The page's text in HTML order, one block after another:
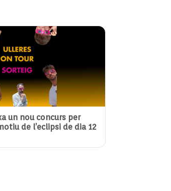
un nou concurs per
de l’eclipsi de dia 12